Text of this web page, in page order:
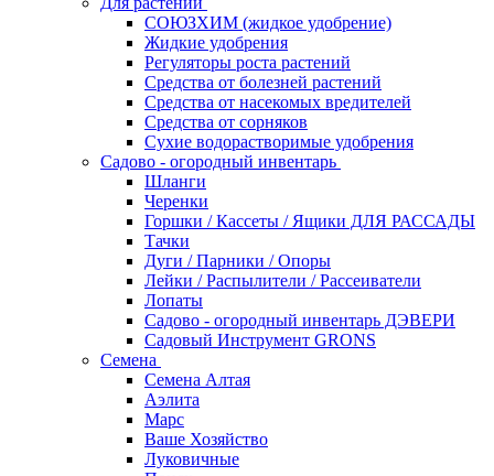
СОЮЗХИМ (жидкое удобрение)
Жидкие удобрения
Регуляторы роста растений
Средства от болезней растений
Средства от насекомых вредителей
Средства от сорняков
Сухие водорастворимые удобрения
Садово - огородный инвентарь
Шланги
Черенки
Горшки / Кассеты / Ящики ДЛЯ РАССАДЫ
Тачки
Дуги / Парники / Опоры
Лейки / Распылители / Рассеиватели
Лопаты
Садово - огородный инвентарь ДЭВЕРИ
Садовый Инструмент GRONS
Семена
Семена Алтая
Аэлита
Марс
Ваше Хозяйство
Луковичные